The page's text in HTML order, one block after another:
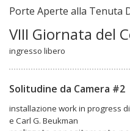
Porte Aperte alla Tenuta
VIII Giornata del
ingresso libero
Solitudine da Camera #2
installazione work in progress
e Carl G. Beukman